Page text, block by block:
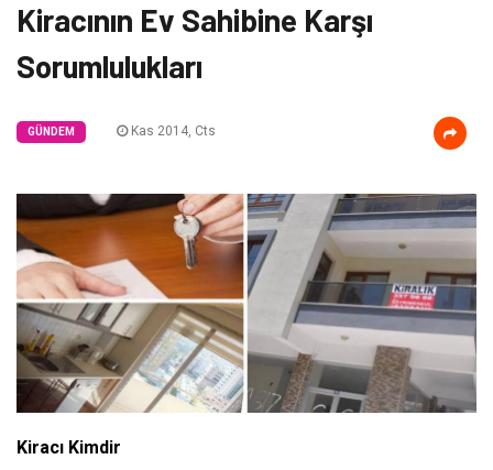
Kiracının Ev Sahibine Karşı
Sorumlulukları
GÜNDEM Kas 2014, Cts
Kiracı Kimdir